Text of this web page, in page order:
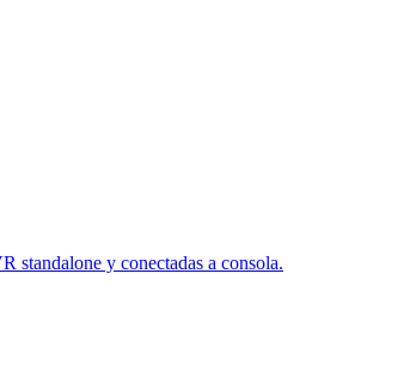
standalone y conectadas a consola.